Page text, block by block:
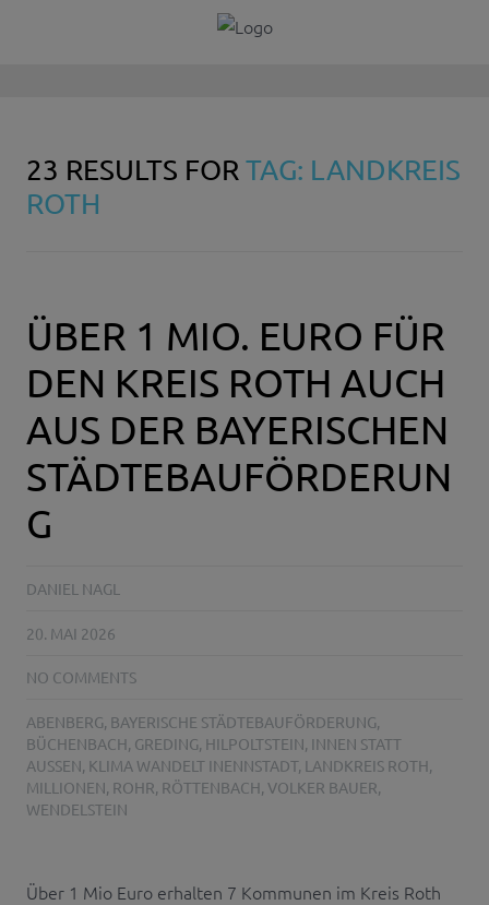
23 RESULTS FORTAG: LANDKREIS
ROTH
ÜBER 1 MIO. EURO FÜR
DEN KREIS ROTH AUCH
AUS DER BAYERISCHEN
STÄDTEBAUFÖRDERUN
G
DANIEL NAGL
20. MAI 2026
NO COMMENTS
ABENBERG, BAYERISCHE STÄDTEBAUFÖRDERUNG,
BÜCHENBACH, GREDING, HILPOLTSTEIN, INNEN STATT
AUSSEN, KLIMA WANDELT INENNSTADT, LANDKREIS ROTH,
MILLIONEN, ROHR, RÖTTENBACH, VOLKER BAUER,
WENDELSTEIN
Über 1 Mio Euro erhalten 7 Kommunen im Kreis Roth